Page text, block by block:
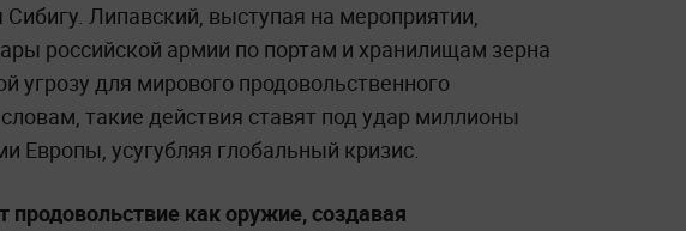
Липавский, выступая на мероприятии,
российской армии по портам и хранилищам зерна
угрозу для мирового продовольственного
такие действия ставят под удар миллионы
Европы, усугубляя глобальный кризис.
продовольствие как оружие, создавая